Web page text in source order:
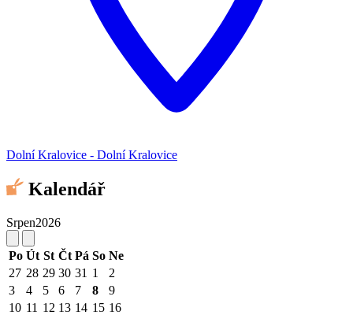
Dolní Kralovice - Dolní Kralovice
Kalendář
Srpen2026
Po Út St Čt Pá So Ne
27 28 29 30 31 1
2
3
4 5 6 7 8
9
10 11 12 13 14 15 16